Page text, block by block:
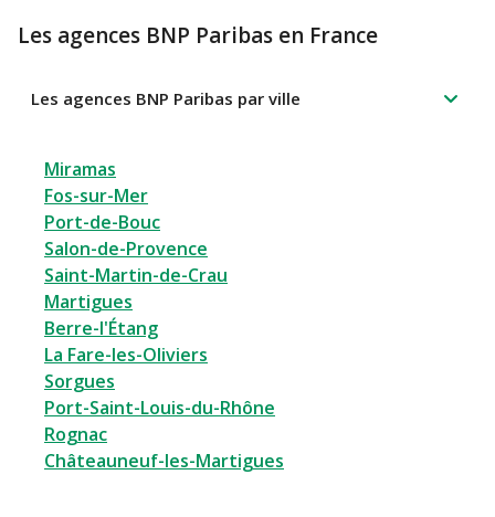
Les agences BNP Paribas en France
Les agences BNP Paribas par ville
Miramas
Fos-sur-Mer
Port-de-Bouc
Salon-de-Provence
Saint-Martin-de-Crau
Martigues
Berre-l'Étang
La Fare-les-Oliviers
Sorgues
Port-Saint-Louis-du-Rhône
Rognac
Châteauneuf-les-Martigues